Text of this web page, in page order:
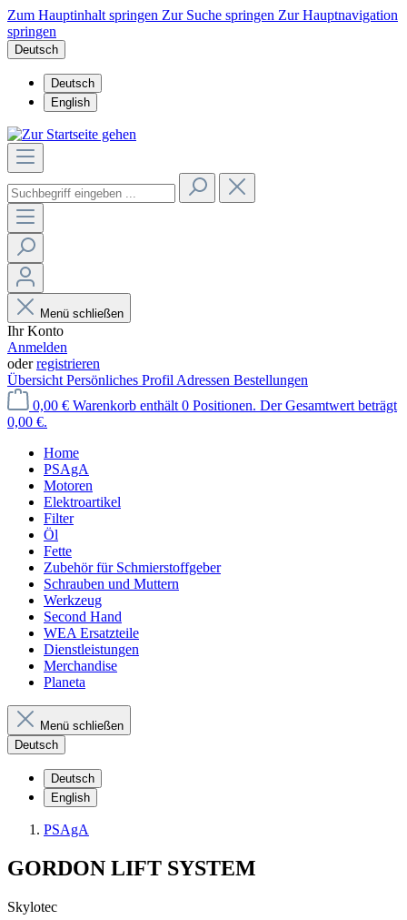
Zum Hauptinhalt springen Zur Suche springen Zur Hauptnavigation
springen
Deutsch
Deutsch
English
Menü schließen
Ihr Konto
Anmelden
oderregistrieren
Übersicht Persönliches Profil Adressen Bestellungen
0,00 € Warenkorb enthält 0 Positionen. Der Gesamtwert beträgt
0,00 €.
Home
PSAgA
Motoren
Elektroartikel
Filter
Öl
Fette
Zubehör für Schmierstoffgeber
Schrauben und Muttern
Werkzeug
Second Hand
WEA Ersatzteile
Dienstleistungen
Merchandise
Planeta
Menü schließen
Deutsch
Deutsch
English
PSAgA
GORDON LIFT SYSTEM
Skylotec